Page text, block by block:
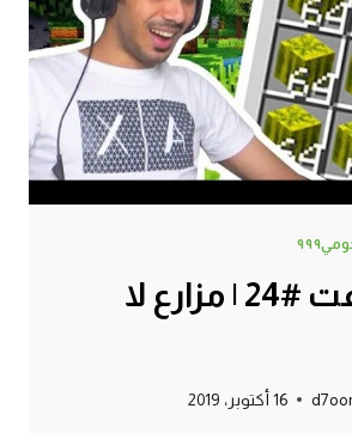
ماين كرافت #24 | مزارع لا
16 أكتوبر، 2019